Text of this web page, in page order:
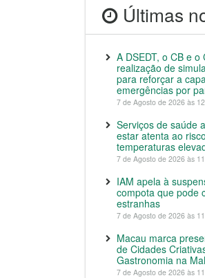
Últimas
A DSEDT, o CB e
realização de
para reforçar a
emergências por
7 de Agosto de 2026 às
Serviços de saúde
estar atenta ao
temperaturas
7 de Agosto de 2026 às
IAM apela à
compota que pode
estranhas
7 de Agosto de 2026 às
Macau marca
de Cidades
Gastronomia na
7 de Agosto de 2026 às